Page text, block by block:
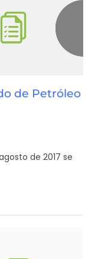
de Petróleo
de 2017 se